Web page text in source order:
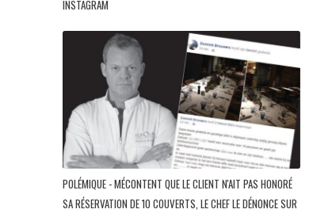
INSTAGRAM
POLÉMIQUE - MÉCONTENT QUE LE CLIENT N'AIT PAS HONORÉ
SA RÉSERVATION DE 10 COUVERTS, LE CHEF LE DÉNONCE SUR